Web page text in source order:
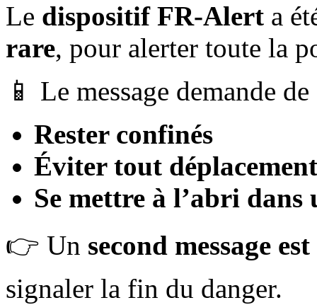
Le dispositif FR-Alert a
rare, pour alerter toute la
📱 Le message demande de
Rester confinés
Éviter tout déplacement
Se mettre à l’abri dans
👉 Un second message
signaler la fin du danger.